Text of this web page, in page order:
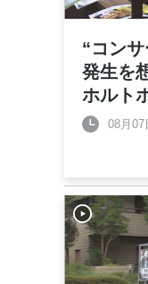
“コン
発生を
ホルト
08月07